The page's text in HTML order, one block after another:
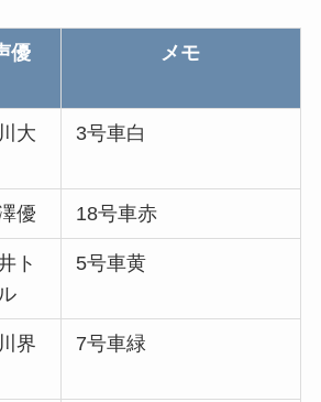
優 メモ
大
3号車白
優 18号車赤
ト
5号車黄
界
7号車緑